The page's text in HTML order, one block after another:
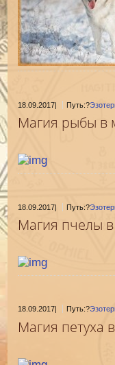
18.09.2017| Путь:?
Магия рыбы в
18.09.2017| Путь:?
Магия пчелы
18.09.2017 Путь:?
Магия петуха